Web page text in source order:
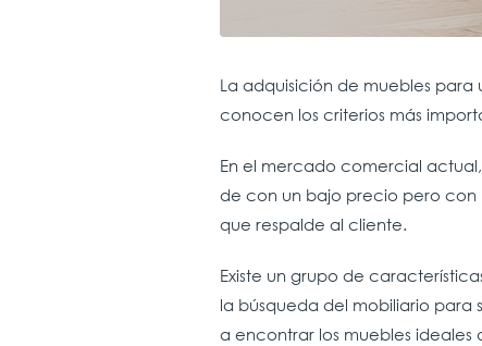
La adquisición de muebles
conocen los criterios más
En el mercado comercial
de con un bajo precio pero con
que respalde al cliente.
Existe un grupo de
la búsqueda del mobiliario para
a encontrar los muebles